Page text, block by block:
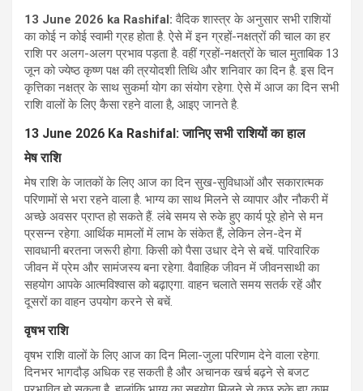
13 June 2026 ka Rashifal: वैदिक शास्‍त्र के अनुसार सभी राशियों
का कोई न कोई स्‍वामी ग्रह होता है. ऐसे में इन ग्रहों-नक्षत्रों की चाल का हर
राशि पर अलग-अलग प्रभाव पड़ता है. वहीं ग्रहों-नक्षत्रों के चाल मुताबिक 13
जून को ज्येष्ठ कृष्ण पक्ष की त्रयोदशी तिथि और शनिवार का दिन है. इस दिन
कृत्तिका नक्षत्र के साथ सुकर्मा योग का संयोग रहेगा. ऐसे में आज का दिन सभी
राशि वालों के लिए कैसा रहने वाला है, आइए जानते है.
13 June 2026 Ka Rashifal: जानिए सभी राशियों का हाल
मेष राशि
मेष राशि के जातकों के लिए आज का दिन सुख-सुविधाओं और सकारात्मक
परिणामों से भरा रहने वाला है. भाग्य का साथ मिलने से व्यापार और नौकरी में
अच्छे अवसर प्राप्त हो सकते हैं. लंबे समय से रुके हुए कार्य पूरे होने से मन
प्रसन्न रहेगा. आर्थिक मामलों में लाभ के संकेत हैं, लेकिन लेन-देन में
सावधानी बरतना जरूरी होगा. किसी को पैसा उधार देने से बचें. पारिवारिक
जीवन में प्रेम और सामंजस्य बना रहेगा. वैवाहिक जीवन में जीवनसाथी का
सहयोग आपके आत्मविश्वास को बढ़ाएगा. वाहन चलाते समय सतर्क रहें और
दूसरों का वाहन उपयोग करने से बचें.
वृषभ राशि
वृषभ राशि वालों के लिए आज का दिन मिला-जुला परिणाम देने वाला रहेगा.
दिनभर भागदौड़ अधिक रह सकती है और अचानक खर्च बढ़ने से बजट